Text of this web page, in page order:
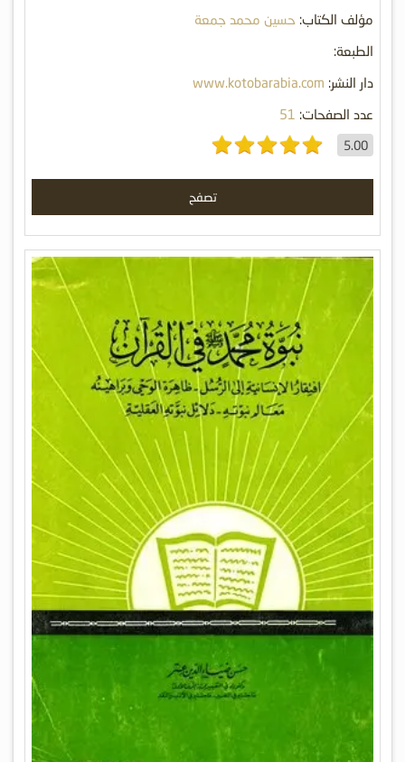
مؤلف الكتاب: حسين محمد جمعة
الطبعة:
دار النشر: www.kotobarabia.com
عدد الصفحات: 51
5.00
تصفح